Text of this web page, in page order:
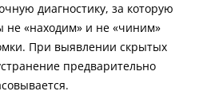
диагностику, за которую
«находим» и не «чиним»
При выявлении скрытых
предварительно